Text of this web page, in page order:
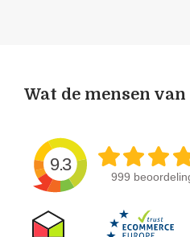
Wat de mensen
9.3
999